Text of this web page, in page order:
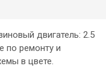
двигатель: 2.5
по ремонту и
в цвете.